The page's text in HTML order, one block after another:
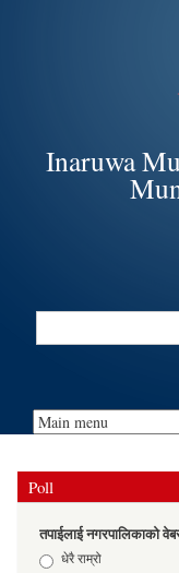
Inaruwa
Search
Poll
तपाईलाई नगरपालिकाको
Choicesधेरै राम्रो